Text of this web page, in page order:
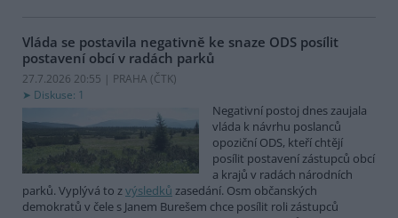
Vláda se postavila negativně ke snaze ODS posílit
postavení obcí v radách parků
27.7.2026 20:55 | PRAHA (ČTK)
Diskuse: 1
Negativní postoj dnes zaujala
vláda k návrhu poslanců
opoziční ODS, kteří chtějí
posílit postavení zástupců obcí
a krajů v radách národních
parků. Vyplývá to zvýsledků zasedání. Osm občanských
demokratů v čele s Janem Burešem chce posílit roli zástupců